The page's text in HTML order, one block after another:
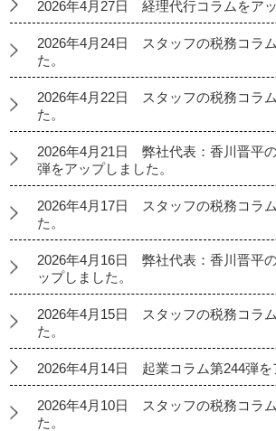
2026年4月27日 経理代行コラムをアッ
2026年4月24日 スタッフの税務コラ
た。
2026年4月22日 スタッフの税務コラ
た。
2026年4月21日 弊社代表：香川晋平
弾をアップしました。
2026年4月17日 スタッフの税務コラ
た。
2026年4月16日 弊社代表：香川晋平
ップしました。
2026年4月15日 スタッフの税務コラ
た。
2026年4月14日 起業コラム第244弾を
2026年4月10日 スタッフの税務コラ
た。